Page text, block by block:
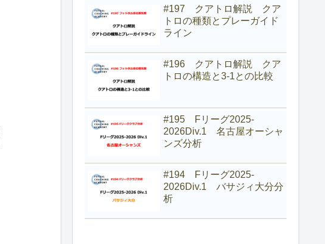
#197 クアトロ解説 クア
トロの種類とプレーガイド
ライン
#196 クアトロ解説 クア
トロの構造と3-1との比較
#195 Fリーグ2025-
2026Div.1 名古屋オーシャ
ンズ分析
#194 Fリーグ2025-
2026Div.1 バサジィ大分分
析